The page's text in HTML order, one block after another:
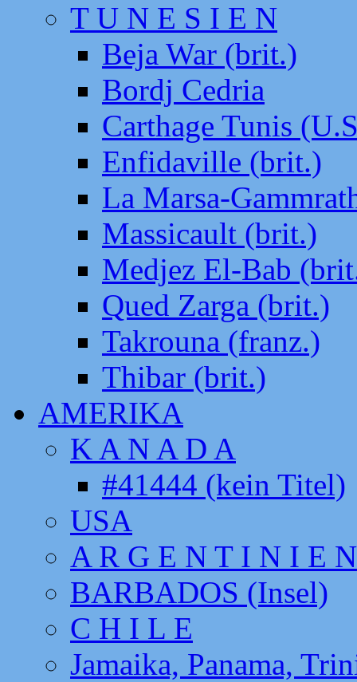
T U N E S I E N
Beja War (brit.)
Bordj Cedria
Carthage Tunis
Enfidaville (brit.)
La Marsa-
Massicault (brit.)
Medjez El-Bab
Qued Zarga (brit.)
Takrouna (franz.)
Thibar (brit.)
AMERIKA
K A N A D A
#41444 (kein Titel)
USA
A R G E N T I N I E N
BARBADOS (Insel)
C H I L E
Jamaika, Panama,